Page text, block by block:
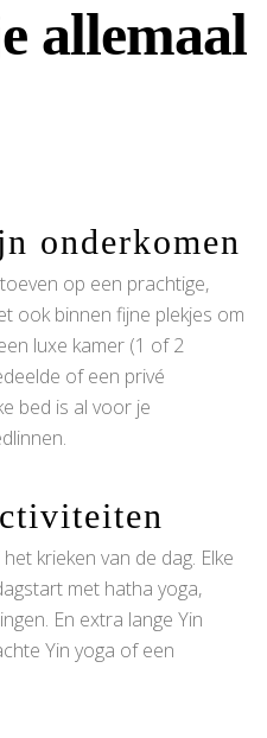
allemaal
onderkomen
op een prachtige,
ook binnen fijne plekjes om
luxe kamer (1 of 2
of een privé
bed is al voor je
krieken van de dag. Elke
met hatha yoga,
En extra lange Yin
Yin yoga of een